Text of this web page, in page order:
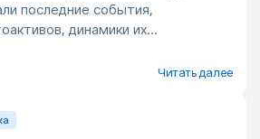
последние события,
динамики их...
Читать далее